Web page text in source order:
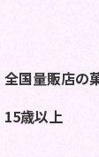
全国量販店の
15歳以上